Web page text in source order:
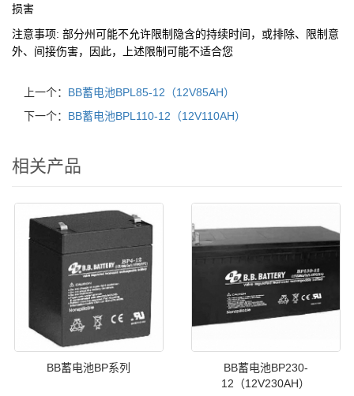
损害
注意事项: 部分州可能不允许限制隐含的持续时间，或排除、限制意
外、间接伤害，因此，上述限制可能不适合您
上一个： BB蓄电池BPL85-12（12V85AH）
下一个： BB蓄电池BPL110-12（12V110AH）
相关产品
BB蓄电池BP系列
BB蓄电池BP230-
12（12V230AH）